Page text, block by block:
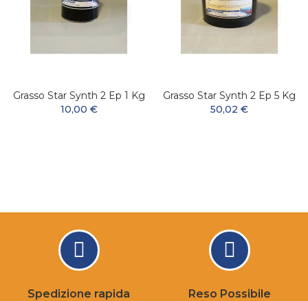
Grasso Star Synth 2 Ep 1 Kg
10,00 €
Grasso Star Synth 2 Ep 5 Kg
50,02 €
Spedizione rapida Reso Possibile